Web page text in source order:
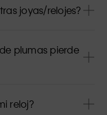
joyas/relojes?
plumas pierde
reloj?